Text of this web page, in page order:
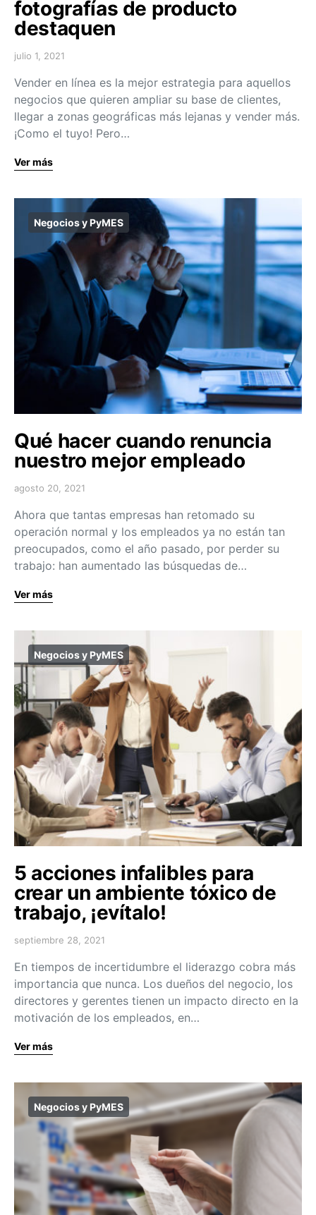
fotografías de producto
destaquen
julio 1, 2021
Vender en línea es la mejor estrategia para aquellos
negocios que quieren ampliar su base de clientes,
llegar a zonas geográficas más lejanas y vender más.
¡Como el tuyo! Pero…
Ver más
Negocios y PyMES
Qué hacer cuando renuncia
nuestro mejor empleado
agosto 20, 2021
Ahora que tantas empresas han retomado su
operación normal y los empleados ya no están tan
preocupados, como el año pasado, por perder su
trabajo: han aumentado las búsquedas de…
Ver más
Negocios y PyMES
5 acciones infalibles para
crear un ambiente tóxico de
trabajo, ¡evítalo!
septiembre 28, 2021
En tiempos de incertidumbre el liderazgo cobra más
importancia que nunca. Los dueños del negocio, los
directores y gerentes tienen un impacto directo en la
motivación de los empleados, en…
Ver más
Negocios y PyMES